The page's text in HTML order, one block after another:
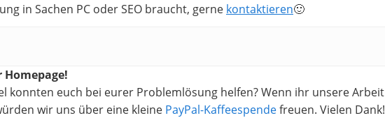
in Sachen PC oder SEO braucht, gerne kontaktieren🙂
Homepage!
konnten euch bei eurer Problemlösung helfen? Wenn ihr unsere Arbeit
wir uns über eine kleine PayPal-Kaffeespendefreuen. Vielen Dank!